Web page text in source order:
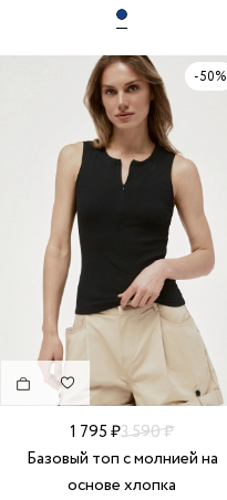
1 795 ₽3 590 ₽
Базовый топ с молнией на
основе хлопка
-50%